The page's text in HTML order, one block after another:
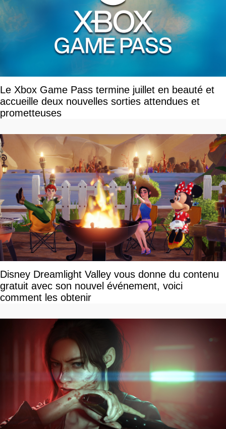
Le Xbox Game Pass termine juillet en beauté et
accueille deux nouvelles sorties attendues et
prometteuses
Disney Dreamlight Valley vous donne du contenu
gratuit avec son nouvel événement, voici
comment les obtenir